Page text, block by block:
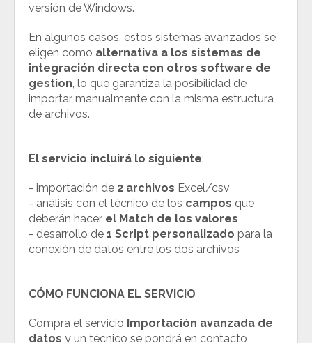
versión de Windows.
En algunos casos, estos sistemas avanzados se
eligen como alternativa a los sistemas de
integración directa con otros software de
gestion , lo que garantiza la posibilidad de
importar manualmente con la misma estructura
de archivos.
El servicio incluirá lo siguiente:
- importación de 2 archivos Excel/csv
- análisis con el técnico de los campos que
deberán hacer el Match de los valores
- desarrollo de 1 Script personalizado para la
conexión de datos entre los dos archivos
CÓMO FUNCIONA EL SERVICIO
Compra el servicio Importación avanzada de
datos y un técnico se pondrá en contacto